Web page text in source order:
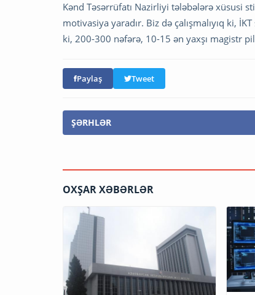
Kənd Təsərrüfatı Nazirliyi tələbələrə xüsusi
motivasiya yaradır. Biz də çalışmalıyıq ki,
ki, 200-300 nəfərə, 10-15 ən yaxşı magistr
Paylaş Tweet
ŞƏRHLƏR
OXŞAR XƏBƏRLƏR